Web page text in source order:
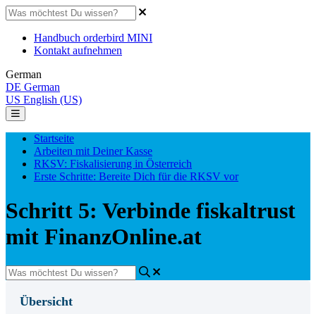
Handbuch orderbird MINI
Kontakt aufnehmen
German
DE German
US English (US)
Startseite
Arbeiten mit Deiner Kasse
RKSV: Fiskalisierung in Österreich
Erste Schritte: Bereite Dich für die RKSV vor
Schritt 5: Verbinde fiskaltrust
mit FinanzOnline.at
Übersicht